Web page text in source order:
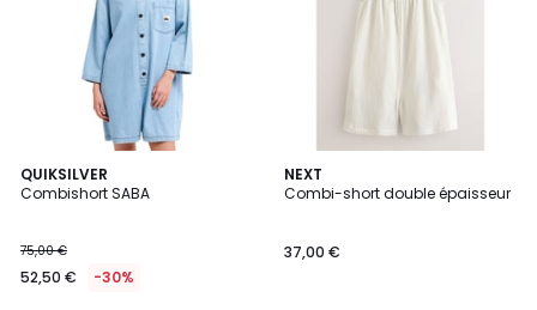
QUIKSILVER
Combishort SABA
75,00 €
52,50 € -30%
NEXT
Combi-short double épaisseur
37,00 €